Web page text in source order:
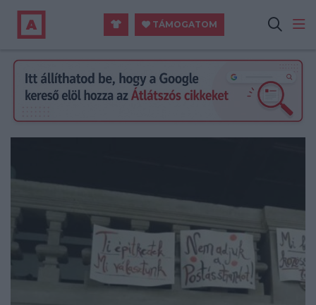
TÁMOGATOM